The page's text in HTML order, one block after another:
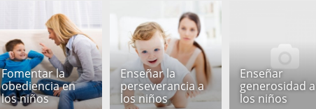
Fomentar la
obediencia en
los niños
Enseñar la
perseverancia a
los niños
Enseñar
generosidad a
los niños